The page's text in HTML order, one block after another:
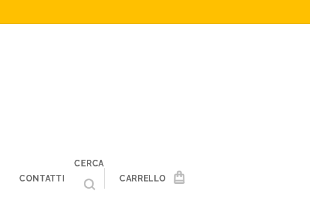
CONTATTI
CERCA
CARRELLO